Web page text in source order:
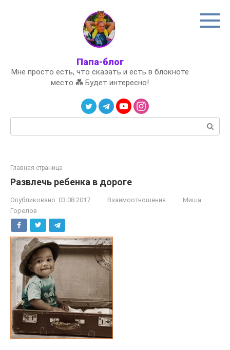
Папа-блог
Мне просто есть, что сказать и есть в блокноте
место 💑 Будет интересно!
Главная страница
Развлечь ребенка в дороге
Опубликовано: 03.08.2017 Взаимоотношения
Миша
Горелов